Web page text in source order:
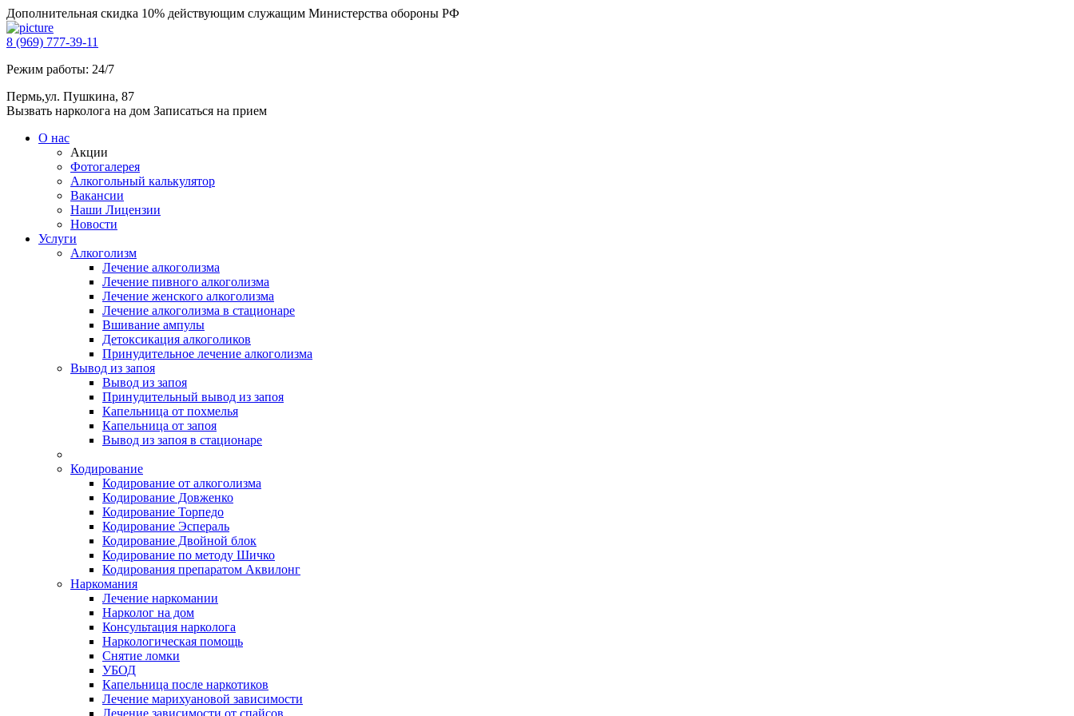
Дополнительная скидка 10% действующим служащим Министерства обороны РФ
8 (969) 777-39-11
Режим работы: 24/7
Пермь,ул. Пушкина, 87
Вызвать нарколога на дом Записаться на прием
О нас
Акции
Фотогалерея
Алкогольный калькулятор
Вакансии
Наши Лицензии
Новости
Услуги
Алкоголизм
Лечение алкоголизма
Лечение пивного алкоголизма
Лечение женского алкоголизма
Лечение алкоголизма в стационаре
Вшивание ампулы
Детоксикация алкоголиков
Принудительное лечение алкоголизма
Вывод из запоя
Вывод из запоя
Принудительный вывод из запоя
Капельница от похмелья
Капельница от запоя
Вывод из запоя в стационаре
Кодирование
Кодирование от алкоголизма
Кодирование Довженко
Кодирование Торпедо
Кодирование Эспераль
Кодирование Двойной блок
Кодирование по методу Шичко
Кодирования препаратом Аквилонг
Наркомания
Лечение наркомании
Нарколог на дом
Консультация нарколога
Наркологическая помощь
Снятие ломки
УБОД
Капельница после наркотиков
Лечение марихуановой зависимости
Лечение зависимости от спайсов